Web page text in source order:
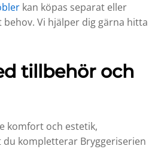
kan köpas separat eller
Vi hjälper dig gärna hitta
tillbehör och
komfort och estetik,
kompletterar Bryggeriserien